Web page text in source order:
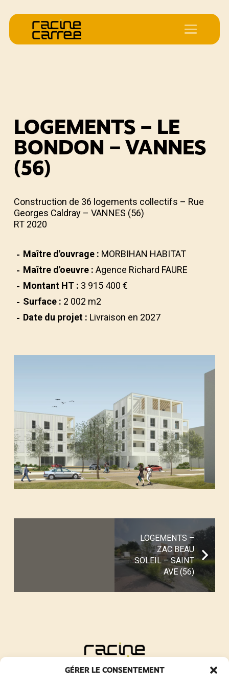
GÉRER LE CONSENTEMENT
LOGEMENTS – LE
BONDON – VANNES
(56)
Construction de 36 logements collectifs – Rue
Georges Caldray – VANNES (56)
RT 2020
Maître d'ouvrage : MORBIHAN HABITAT
Maître d'oeuvre : Agence Richard FAURE
Montant HT : 3 915 400 €
Surface : 2 002 m2
Date du projet : Livraison en 2027
LOGEMENTS –
ZAC BEAU
SOLEIL – SAINT
AVE (56)